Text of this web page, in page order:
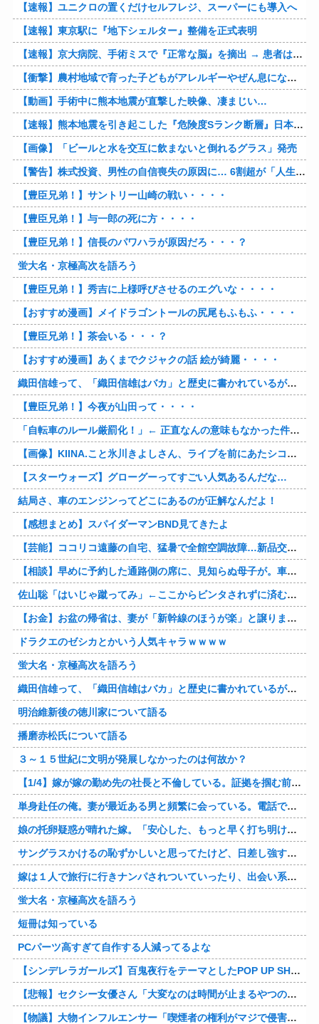
【速報】ユニクロの置くだけセルフレジ、スーパーにも導入へ
【速報】東京駅に『地下シェルター』整備を正式表明
【速報】京大病院、手術ミスで『正常な脳』を摘出 → 患者は自発呼吸不可能な植物状態に
【衝撃】農村地域で育った子どもがアレルギーやぜん息になりにくい『農場効果』を引き起こす細菌が判明
【動画】手術中に熊本地震が直撃した映像、凄まじい…
【速報】熊本地震を引き起こした『危険度Sランク断層』日本のド真ん中に10カ所もあると判明
【画像】「ビールと水を交互に飲まないと倒れるグラス」発売
【警告】株式投資、男性の自信喪失の原因に… 6割超が「人生の敗者」自認
【豊臣兄弟！】サントリー山崎の戦い・・・・
【豊臣兄弟！】与一郎の死に方・・・・
【豊臣兄弟！】信長のパワハラが原因だろ・・・？
蛍大名・京極高次を語ろう
【豊臣兄弟！】秀吉に上様呼びさせるのエグいな・・・・
【おすすめ漫画】メイドラゴントールの尻尾もふもふ・・・・
【豊臣兄弟！】茶会いる・・・？
【おすすめ漫画】あくまでクジャクの話 絵が綺麗・・・・
織田信雄って、「織田信雄はバカ」と歴史に書かれているが今まで家が残っているんでバカではないよな？
【豊臣兄弟！】今夜が山田って・・・・
「自転車のルール厳罰化！」← 正直なんの意味もなかった件www
【画像】KIINA.こと氷川きよしさん、ライブを前にあたシコ欲全開www
【スターウォーズ】グローグーってすごい人気あるんだな…
結局さ、車のエンジンってどこにあるのが正解なんだよ！
【感想まとめ】スパイダーマンBND見てきたよ
【芸能】ココリコ遠藤の自宅、猛暑で全館空調故障…新品交換費300万円…高額費用に「高すぎる」
【相談】早めに予約した通路側の席に、見知らぬ母子が。車掌の呼びかけにも「目を閉じて無視」して居座られました。無理やり奪われた席は、結局“やったもん勝ち”になってしまうのでしょうか？
佐山聡「はいじゃ蹴ってみ」←ここからビンタされずに済む方法
【お金】お盆の帰省は、妻が「新幹線のほうが楽」と譲りません。東京から大阪まで家族4人だと往復「10万円」近くかかるため、私は車で節約したいのですが、実際の費用はどれくらい違うのでしょうか？
ドラクエのゼシカとかいう人気キャラｗｗｗｗ
蛍大名・京極高次を語ろう
織田信雄って、「織田信雄はバカ」と歴史に書かれているが今まで家が残っているんでバカではないよな？
明治維新後の徳川家について語る
播磨赤松氏について語る
３～１５世紀に文明が発展しなかったのは何故か？
【1/4】嫁が嫁の勤め先の社長と不倫している。証拠を掴む前に嫁から離婚を切り出されたので、ハッタリかまして証拠を握っているフリしたら、向こうから示談話を振ってきたｗ
単身赴任の俺。妻が最近ある男と頻繁に会っている。電話で問い詰めた。「好きなのはアナタ、でも会えないのがツライ、寂しいから・・・」妻は、その男と不倫関係に発展した様だ…
娘の托卵疑惑が晴れた嫁。「安心した、もっと早く打ち明けて鑑定しておけばよかった」と。そして「今度こそ家族三人で幸せになりたい」と言い出した！！ごめんこうむるわｗｗ
サングラスかけるの恥ずかしいと思ってたけど、日差し強すぎてサングラスかけ始めたわ
嫁は１人で旅行に行きナンパされついていったり、出会い系で知り合った男と会ったりした。しかも酔っていて避妊もしてなかった。そしてやはり自分には夫しかいないと思ったんだとｗ
蛍大名・京極高次を語ろう
短冊は知っている
PCパーツ高すぎて自作する人減ってるよな
【シンデレラガールズ】百鬼夜行をテーマとしたPOP UP SHOPが東京・大阪にて開催
【悲報】セクシー女優さん「大変なのは時間が止まるやつの撮影」←ばらしてしまうｗ
【物議】大物インフルエンサー「喫煙者の権利がマジで侵害されてる。いくら税金払ってるんだ」他